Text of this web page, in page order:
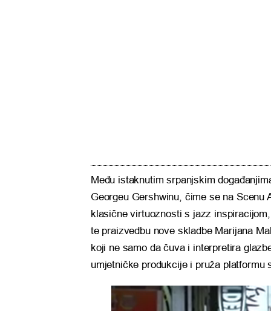
Među istaknutim srpanjskim
Georgeu Gershwinu, čime se na Scenu
klasične virtuoznosti s jazz
te praizvedbu nove skladbe Marijana
koji ne samo da čuva i interpretira
umjetničke produkcije i pruža platformu